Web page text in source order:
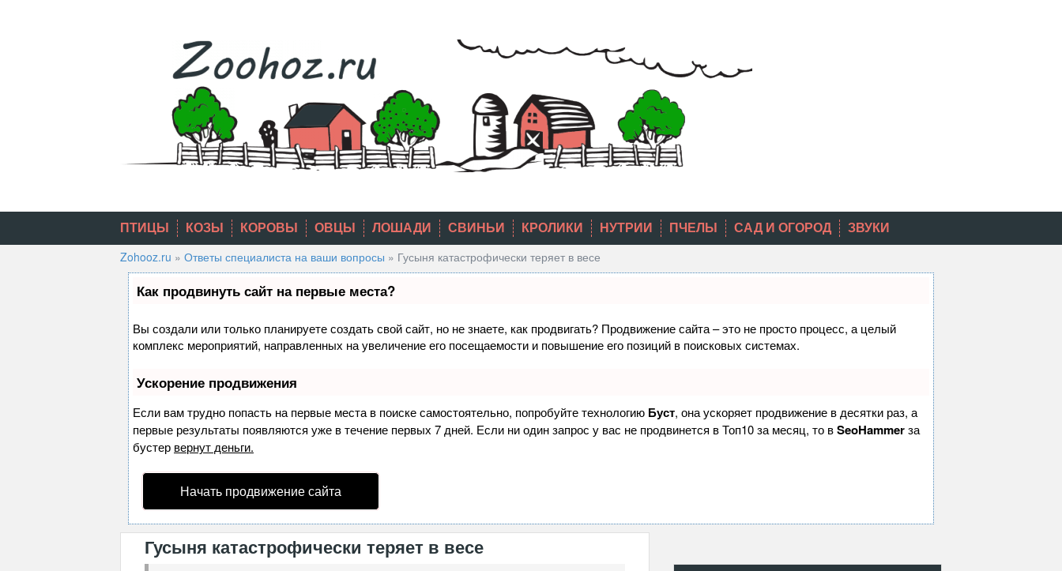
ПТИЦЫ КОЗЫ КОРОВЫ ОВЦЫ ЛОШАДИ СВИНЬИ КРОЛИКИ НУТРИИ ПЧЕЛЫ САД И ОГОРОД ЗВУКИ
Zohooz.ru » Ответы специалиста на ваши вопросы » Гусыня катастрофически теряет в весе
Как продвинуть сайт на первые места?
Вы создали или только планируете создать свой сайт, но не знаете, как продвигать? Продвижение сайта – это не просто процесс, а целый
комплекс мероприятий, направленных на увеличение его посещаемости и повышение его позиций в поисковых системах.
Ускорение продвижения
Если вам трудно попасть на первые места в поиске самостоятельно, попробуйте технологию Буст, она ускоряет продвижение в десятки раз, а
первые результаты появляются уже в течение первых 7 дней. Если ни один запрос у вас не продвинется в Топ10 за месяц, то вSeoHammerза
бустер вернут деньги.
Начать продвижение сайта
Гусыня катастрофически теряет в весе